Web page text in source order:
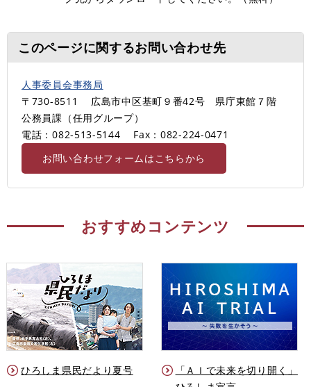
このページに関するお問い合わせ先
人事委員会事務局
〒730-8511
広島市中区基町９番42号 県庁東館７階
公務員課（任用グループ）
電話：082-513-5144
Fax：082-224-0471
お問い合わせフォームはこちらから
おすすめコンテンツ
ひろしま県民だより夏号
「ＡＩで未来を切り開く」